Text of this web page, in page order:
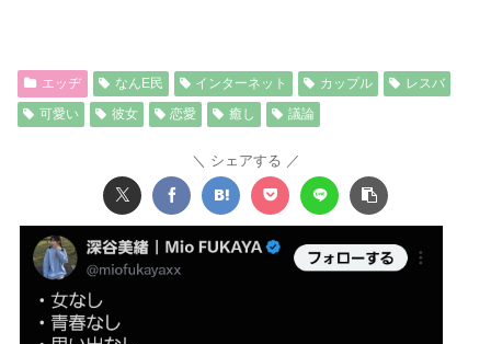
エッヂ なんE民 インターネット カップル
レスバ
可愛い
彼女 恋愛 癒し 議論
シェアする